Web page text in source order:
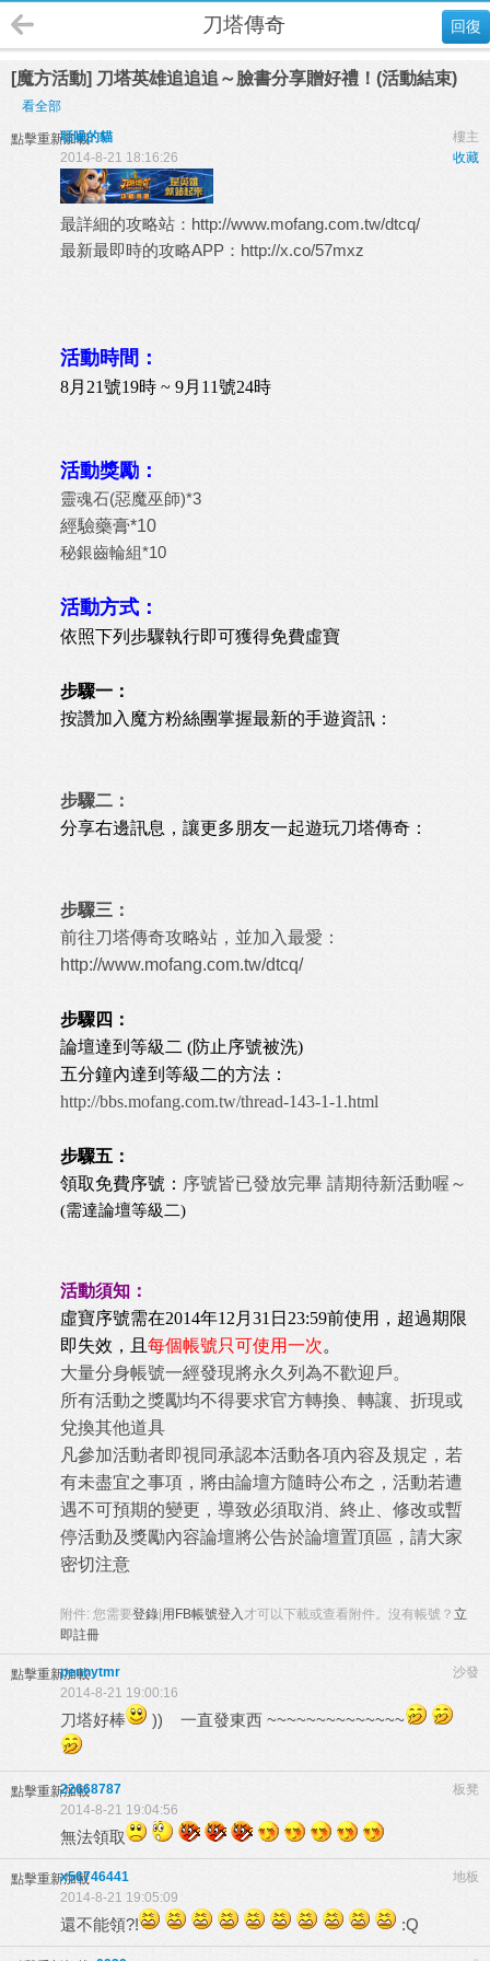
回復
刀塔傳奇
[魔方活動] 刀塔英雄追追追～臉書分享贈好禮！(活動結束)
看全部
點擊重新加載 樓主
聒噪的貓
收藏
2014-8-21 18:16:26
最詳細的攻略站： http://www.mofang.com.tw/dtcq/
最新最即時的攻略APP： http://x.co/57mxz
活動時間：
8月21號19時 ~ 9月11號24時
活動獎勵：
靈魂石(惡魔巫師)*3
經驗藥膏*10
秘銀齒輪組*10
活動方式：
依照下列步驟執行即可獲得免費虛寶
步驟一：
按讚加入魔方粉絲團掌握最新的手遊資訊：
步驟二：
分享右邊訊息，讓更多朋友一起遊玩刀塔傳奇：
步驟三：
前往刀塔傳奇攻略站，並加入最愛：
http://www.mofang.com.tw/dtcq/
步驟四：
論壇達到等級二 (防止序號被洗)
五分鐘內達到等級二的方法：
http://bbs.mofang.com.tw/thread-143-1-1.html
步驟五：
領取免費序號： 序號皆已發放完畢 請期待新活動喔～
(需達論壇等級二)
活動須知：
虛寶序號需在2014年12月31日23:59前使用，超過期限
即失效，且 每個帳號只可使用一次。
大量分身帳號一經發現將永久列為不歡迎戶。
所有活動之獎勵均不得要求官方轉換、轉讓、折現或
兌換其他道具
凡參加活動者即視同承認本活動各項內容及規定，若
有未盡宜之事項，將由論壇方隨時公布之，活動若遭
遇不可預期的變更，導致必須取消、終止、修改或暫
停活動及獎勵內容論壇將公告於論壇置頂區，請大家
密切注意
附件: 您需要登錄 用FB帳號登入才可以下載或查看附件。沒有帳號？ 立
即註冊
點擊重新加載 沙發
pennytmr
2014-8-21 19:00:16
刀塔好棒 )) 一直發東西 ~~~~~~~~~~~~~~
點擊重新加載 板凳
22668787
2014-8-21 19:04:56
無法領取
點擊重新加載 地板
x56746441
2014-8-21 19:05:09
還不能領?! :Q